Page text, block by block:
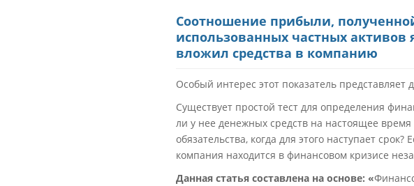
Соотношение прибыли,
использованных частных активов
вложил средства в компанию
Особый интерес этот показатель представляет
Существует простой тест для определения
ли у нее денежных средств на настоящее
обязательства, когда для этого наступает
компания находится в финансовом кризисе
Данная статья составлена на основе: «